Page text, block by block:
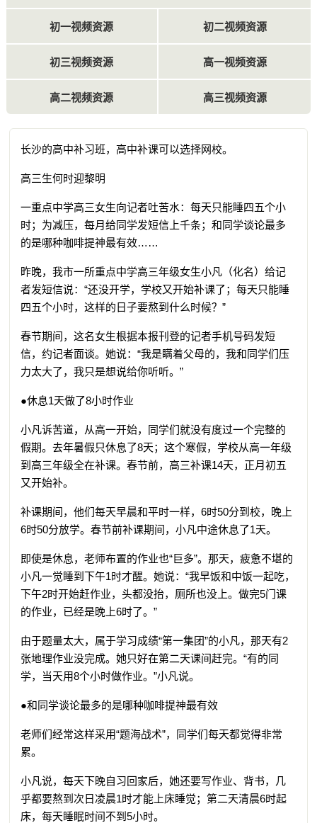
初一视频资源 初二视频资源
初三视频资源 高一视频资源
高二视频资源 高三视频资源
长沙的高中补习班，高中补课可以选择网校。
高三生何时迎黎明
一重点中学高三女生向记者吐苦水：每天只能睡四五个小
时；为减压，每月给同学发短信上千条；和同学谈论最多
的是哪种咖啡提神最有效……
昨晚，我市一所重点中学高三年级女生小凡（化名）给记
者发短信说：“还没开学，学校又开始补课了；每天只能睡
四五个小时，这样的日子要熬到什么时候？”
春节期间，这名女生根据本报刊登的记者手机号码发短
信，约记者面谈。她说：“我是瞒着父母的，我和同学们压
力太大了，我只是想说给你听听。”
●休息1天做了8小时作业
小凡诉苦道，从高一开始，同学们就没有度过一个完整的
假期。去年暑假只休息了8天；这个寒假，学校从高一年级
到高三年级全在补课。春节前，高三补课14天，正月初五
又开始补。
补课期间，他们每天早晨和平时一样，6时50分到校，晚上
6时50分放学。春节前补课期间，小凡中途休息了1天。
即使是休息，老师布置的作业也“巨多”。那天，疲惫不堪的
小凡一觉睡到下午1时才醒。她说：“我早饭和中饭一起吃，
下午2时开始赶作业，头都没抬，厕所也没上。做完5门课
的作业，已经是晚上6时了。”
由于题量太大，属于学习成绩“第一集团”的小凡，那天有2
张地理作业没完成。她只好在第二天课间赶完。“有的同
学，当天用8个小时做作业。”小凡说。
●和同学谈论最多的是哪种咖啡提神最有效
老师们经常这样采用“题海战术”，同学们每天都觉得非常
累。
小凡说，每天下晚自习回家后，她还要写作业、背书，几
乎都要熬到次日凌晨1时才能上床睡觉；第二天清晨6时起
床，每天睡眠时间不到5小时。